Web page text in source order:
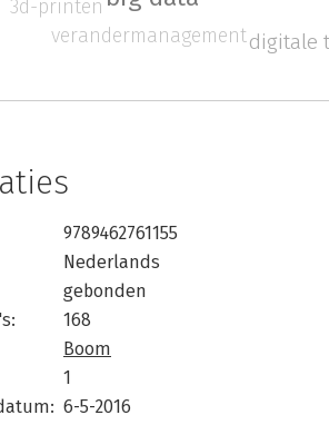
digitale
verandermanagement
3d-printen
9789462761155
Nederlands
gebonden
168
Boom
1
6-5-2016